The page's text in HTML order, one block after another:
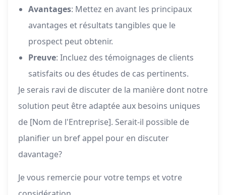
Avantages: Mettez en avant les principaux
avantages et résultats tangibles que le
prospect peut obtenir.
Preuve: Incluez des témoignages de clients
satisfaits ou des études de cas pertinents.
Je serais ravi de discuter de la manière dont notre
solution peut être adaptée aux besoins uniques
de [Nom de l'Entreprise]. Serait-il possible de
planifier un bref appel pour en discuter
davantage?
Je vous remercie pour votre temps et votre